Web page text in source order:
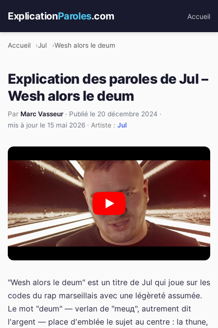
ExplicationParoles.com Accueil
Accueil Jul Wesh alors le deum
Explication des paroles de Jul –
Wesh alors le deum
Par Marc Vasseur· Publié le 20 décembre 2024 ·
mis à jour le 15 mai 2026 · Artiste : Jul
"Wesh alors le deum" est un titre de Jul qui joue sur les
codes du rap marseillais avec une légèreté assumée.
Le mot "deum" — verlan de "meuд", autrement dit
l'argent — place d'emblée le sujet au centre : la thune,